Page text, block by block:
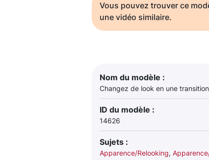
Vous pouvez trouver ce
une vidéo similaire.
Nom du modèle :
Changez de look en une transition
ID du modèle :
14626
Sujets :
Apparence/Relooking,